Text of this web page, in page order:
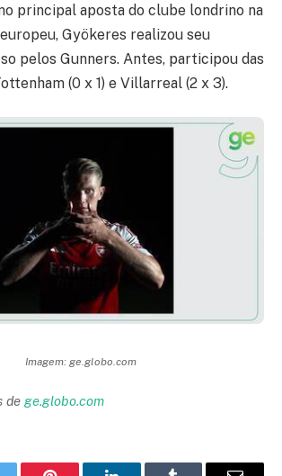
principal aposta do clube londrino na
Gyökeres realizou seu
pelos Gunners. Antes, participou das
(0 x 1) e Villarreal (2 x 3).
Imagem: ge.globo.com
de ge.globo.com